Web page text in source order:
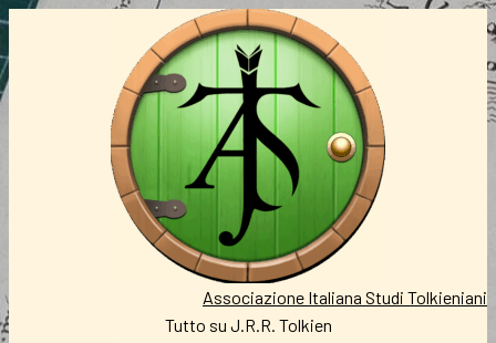
Vai
al
contenuto
Associazione Italiana Studi Tolkieniani
Tutto su J.R.R. Tolkien